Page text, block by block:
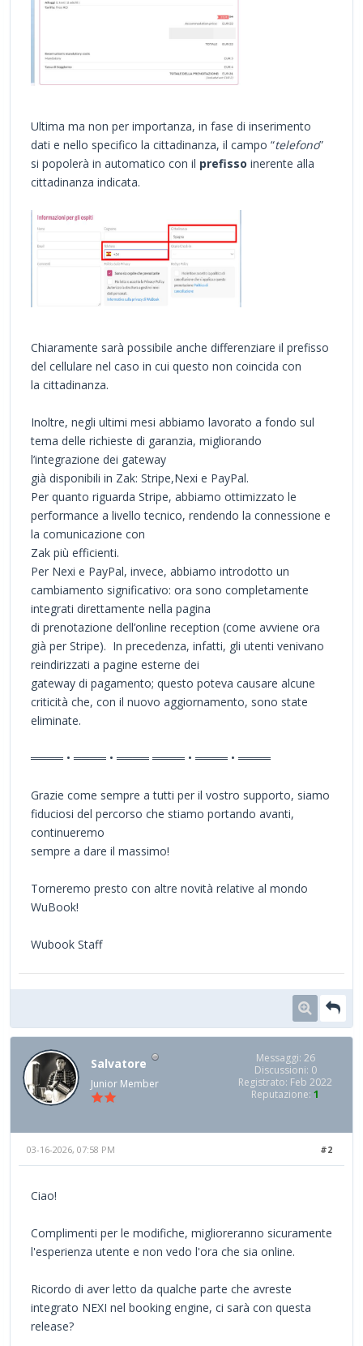
Ultima ma non per importanza, in fase di inserimento
dati e nello specifico la cittadinanza, il campo “telefono”
si popolerà in automatico con il prefisso inerente alla
cittadinanza indicata.
Chiaramente sarà possibile anche differenziare il prefisso
del cellulare nel caso in cui questo non coincida con
la cittadinanza.
Inoltre, negli ultimi mesi abbiamo lavorato a fondo sul
tema delle richieste di garanzia, migliorando
l’integrazione dei gateway
già disponibili in Zak: Stripe,Nexi e PayPal.
Per quanto riguarda Stripe, abbiamo ottimizzato le
performance a livello tecnico, rendendo la connessione e
la comunicazione con
Zak più efficienti.
Per Nexi e PayPal, invece, abbiamo introdotto un
cambiamento significativo: ora sono completamente
integrati direttamente nella pagina
di prenotazione dell’online reception (come avviene ora
già per Stripe). In precedenza, infatti, gli utenti venivano
reindirizzati a pagine esterne dei
gateway di pagamento; questo poteva causare alcune
criticità che, con il nuovo aggiornamento, sono state
eliminate.
════ • ════ • ════ ════ • ════ • ════
Grazie come sempre a tutti per il vostro supporto, siamo
fiduciosi del percorso che stiamo portando avanti,
continueremo
sempre a dare il massimo!
Torneremo presto con altre novità relative al mondo
WuBook!
Wubook Staff
Salvatore
Junior Member
Messaggi: 26
Discussioni: 0
Registrato: Feb 2022
Reputazione: 1
#2
03-16-2026, 07:58 PM
Ciao!
Complimenti per le modifiche, miglioreranno sicuramente
l'esperienza utente e non vedo l'ora che sia online.
Ricordo di aver letto da qualche parte che avreste
integrato NEXI nel booking engine, ci sarà con questa
release?